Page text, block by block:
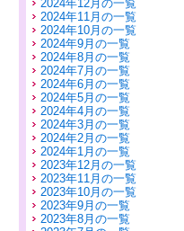
2024年12月の一覧
2024年11月の一覧
2024年10月の一覧
2024年9月の一覧
2024年8月の一覧
2024年7月の一覧
2024年6月の一覧
2024年5月の一覧
2024年4月の一覧
2024年3月の一覧
2024年2月の一覧
2024年1月の一覧
2023年12月の一覧
2023年11月の一覧
2023年10月の一覧
2023年9月の一覧
2023年8月の一覧